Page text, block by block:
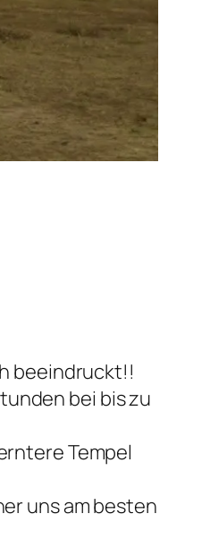
beeindruckt!!
bei bis zu
Tempel
uns am besten